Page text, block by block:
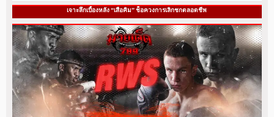
เจาะลึกเบื้องหลัง “เสือคิม” ช็อควงการเลิกชกตลอดชีพ